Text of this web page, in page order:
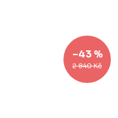
2 840 Kč
–43 %